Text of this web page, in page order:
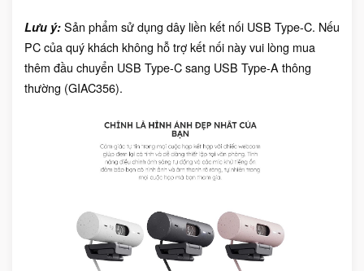
Lưu ý: Sản phẩm sử dụng dây liền kết nối USB Type-C. Nếu
PC của quý khách không hỗ trợ kết nối này vui lòng mua
thêm đầu chuyển USB Type-C sang USB Type-A thông
thường (GIAC356).